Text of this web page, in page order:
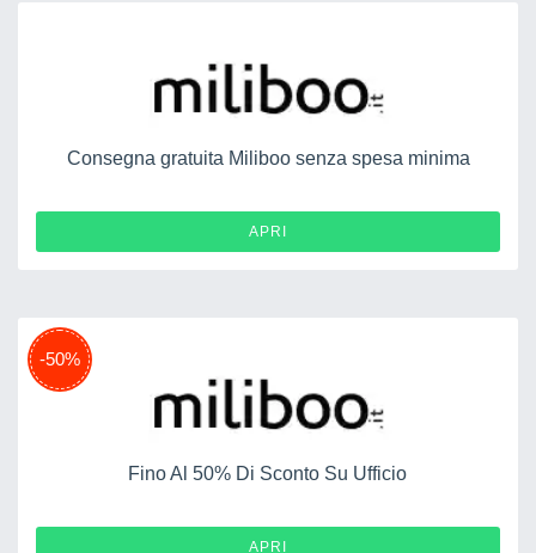
Consegna gratuita Miliboo senza spesa minima
APRI
-50%
Fino Al 50% Di Sconto Su Ufficio
APRI